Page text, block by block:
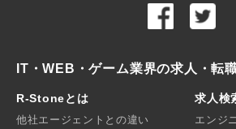
IT・WEB・ゲーム業界の求人・転
R-Stoneとは
他社エージェントとの違い
求人検
エンジ